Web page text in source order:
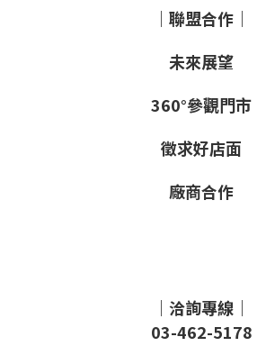
｜聯盟合作｜
未來展望
360°參觀門市
徵求好店面
廠商合作
｜洽詢專線｜
03-462-5178